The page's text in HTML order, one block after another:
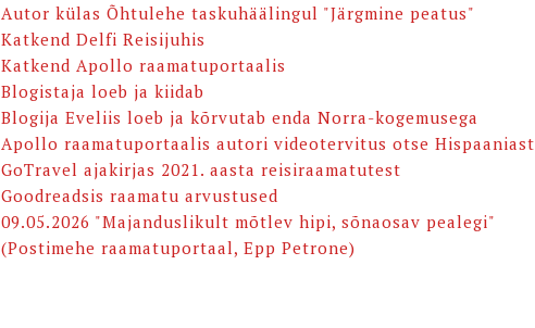
Autor külas Õhtulehe taskuhäälingul "Järgmine peatus"
Katkend Delfi Reisijuhis
Katkend Apollo raamatuportaalis
Blogistaja loeb ja kiidab
Blogija Eveliis loeb ja kõrvutab enda Norra-kogemusega
Apollo raamatuportaalis autori videotervitus otse Hispaaniast
GoTravel ajakirjas 2021. aasta reisiraamatutest
Goodreadsis raamatu arvustused
09.05.2026 "Majanduslikult mõtlev hipi, sõnaosav pealegi"
(Postimehe raamatuportaal, Epp Petrone)